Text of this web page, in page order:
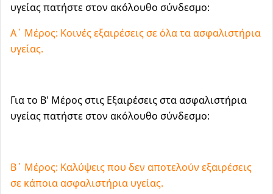
υγείας πατήστε στον ακόλουθο σύνδεσμο:
A΄ Μέρος: Κοινές εξαιρέσεις σε όλα τα ασφαλιστήρια
υγείας.
Για το B' Μέρος στις Εξαιρέσεις στα ασφαλιστήρια
υγείας πατήστε στον ακόλουθο σύνδεσμο:
Β΄ Μέρος: Καλύψεις που δεν αποτελούν εξαιρέσεις
σε κάποια ασφαλιστήρια υγείας.